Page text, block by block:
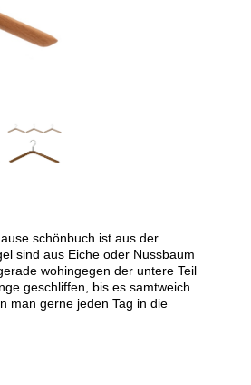
schönbuch ist aus der
sind aus Eiche oder Nussbaum
wohingegen der untere Teil
geschliffen, bis es samtweich
man gerne jeden Tag in die